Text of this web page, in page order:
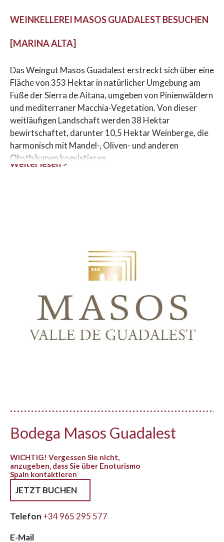
WEINKELLEREI MASOS GUADALEST BESUCHEN
[MARINA ALTA]
Das Weingut Masos Guadalest erstreckt sich über eine
Fläche von 353 Hektar in natürlicher Umgebung am
Fuße der Sierra de Aitana, umgeben von Pinienwäldern
und mediterraner Macchia-Vegetation. Von dieser
weitläufigen Landschaft werden 38 Hektar
bewirtschaftet, darunter 10,5 Hektar Weinberge, die
harmonisch mit Mandel-, Oliven- und anderen
Obstbäumen koexistieren.
Weiter lesen >
Bodega Masos Guadalest
JETZT BUCHEN
WICHTIG! Vergessen Sie nicht,
anzugeben, dass Sie über Enoturismo
Spain kontaktieren
Telefon +34 965 295 577
E-Mail